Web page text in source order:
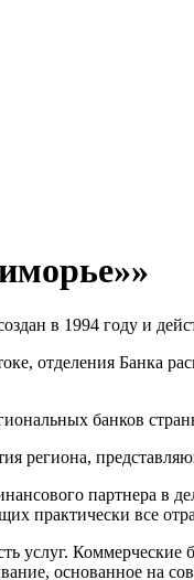
в 1994 году и
отделения Банка
банков
региона,
партнера в
практически все
услуг.
основанное на